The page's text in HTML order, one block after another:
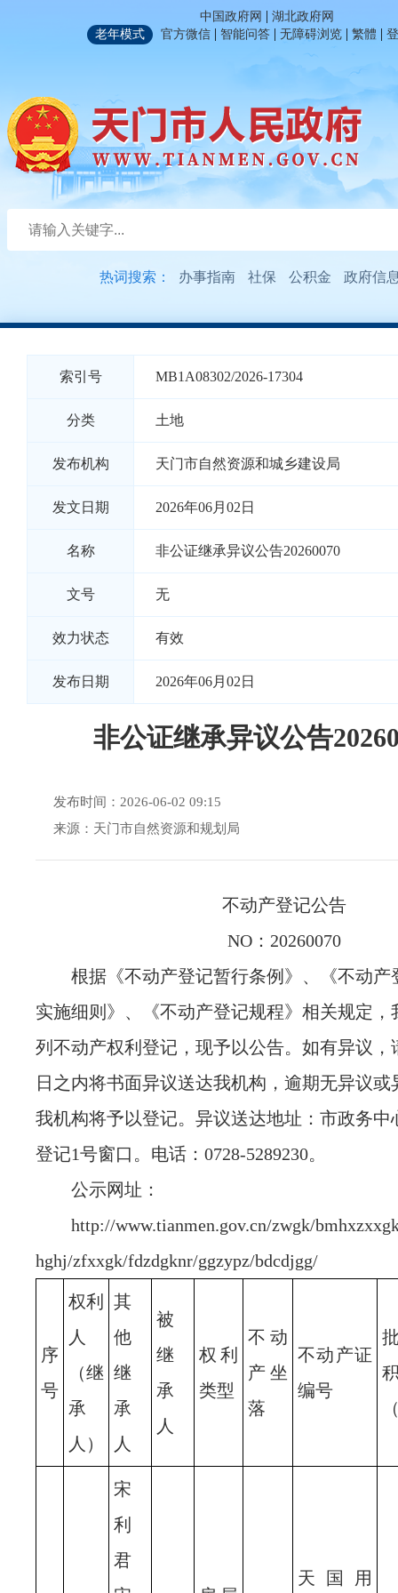
中国政府网 | 湖北政府网
老年模式
官方微信 | 智能问答 | 无障碍浏览 | 繁體 |
热词搜索： 办事指南 社保 公积金 政府信
索引号 MB1A08302/2026-17304
分类 土地
发布机构 天门市自然资源和城乡建设局
发文日期 2026年06月02日
名称 非公证继承异议公告20260070
文号 无
效力状态 有效
发布日期 2026年06月02日
非公证继承异议公告
发布时间：2026-06-02 09:15
来源：天门市自然资源和规划局
不动产登记公告
NO：20260070
根据《不动产登记暂行条例》、《不动产
实施细则》、《不动产登记规程》相关规定，
列不动产权利登记，现予以公告。如有异议，
日之内将书面异议送达我机构，逾期无异议或
我机构将予以登记。异议送达地址：市政务中
登记1号窗口。电话：0728-5289230。
公示网址：
http://www.tianmen.gov.cn/zwgk/
hghj/zfxxgk/fdzdgknr/ggzypz/bdcdjgg/
序
号
权利
人
（继
承
人）
其
他
继
承
人
被
继
承
人
权利
类型
不动
产坐
落
不动产证
编号
宋
利
君
天国用